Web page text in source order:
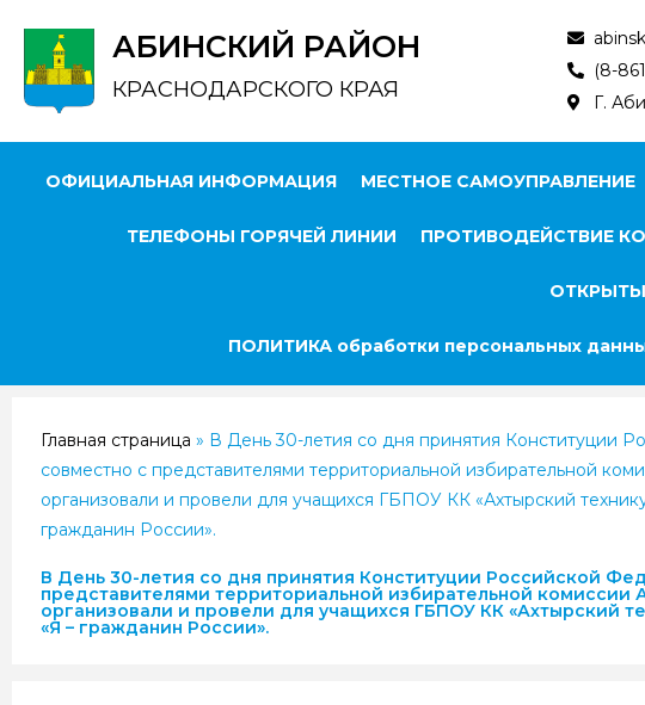
АБИНСКИЙ РАЙОН
КРАСНОДАРСКОГО КРАЯ
(8-
Г.
ОФИЦИАЛЬНАЯ ИНФОРМАЦИЯ МЕСТНОЕ САМОУПРАВЛЕНИЕ
ТЕЛЕФОНЫ ГОРЯЧЕЙ ЛИНИИ ПРОТИВОДЕЙСТВИЕ
ПОЛИТИКА обработки персональных
Главная страница » В День 30-летия со дня принятия Конституции
совместно с представителями территориальной избирательной
организовали и провели для учащихся ГБПОУ КК «Ахтырский
гражданин России».
В День 30-летия со дня принятия Конституции Российской
представителями территориальной избирательной
организовали и провели для учащихся ГБПОУ КК «Ахтырский
«Я – гражданин России».